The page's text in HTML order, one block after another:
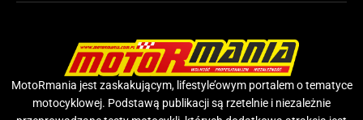
MotoRmania jest zaskakującym, lifestyle’owym portalem o tematyce
motocyklowej. Podstawą publikacji są rzetelnie i niezależnie